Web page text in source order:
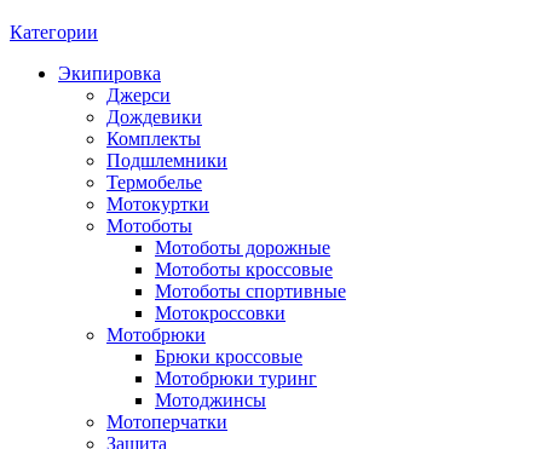
Категории
Экипировка
Джерси
Дождевики
Комплекты
Подшлемники
Термобелье
Мотокуртки
Мотоботы
Мотоботы дорожные
Мотоботы кроссовые
Мотоботы спортивные
Мотокроссовки
Мотобрюки
Брюки кроссовые
Мотобрюки туринг
Мотоджинсы
Мотоперчатки
Защита